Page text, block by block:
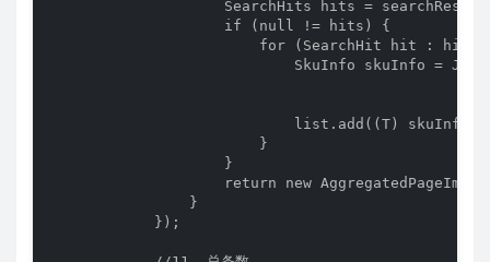
SearchHits hits =
                    if (null != hits) {
for (SearchHit hit : hits)
SkuInfo skuInfo =
                            list.add((T) skuInfo);
                        }
                    }
return new
                }
            });